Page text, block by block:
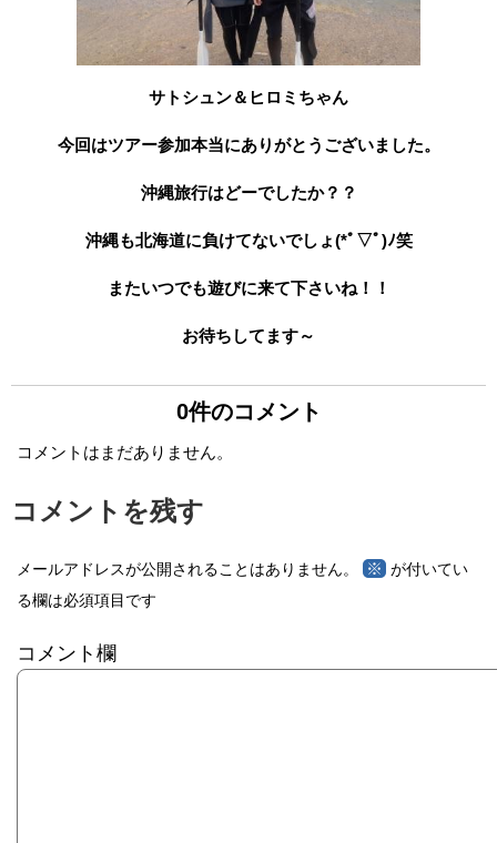
サトシュン＆ヒロミちゃん
今回はツアー参加本当にありがとうございました。
沖縄旅行はどーでしたか？？
沖縄も北海道に負けてないでしょ(*ﾟ▽ﾟ)ﾉ笑
またいつでも遊びに来て下さいね！！
お待ちしてます～
0件のコメント
コメントはまだありません。
コメントを残す
メールアドレスが公開されることはありません。 ※ が付いてい
る欄は必須項目です
コメント欄